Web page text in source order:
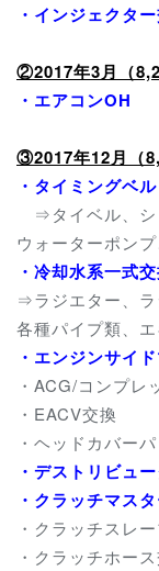
・インジェクタ
②2017年3月 （
・エアコンOH
③2017年12月（
・タイミングベ
⇒タイベル、シ
ウォーターポン
・冷却水系一式
⇒ラジエター、ラ
各種パイプ類、
・エンジンサイ
・ACG/コンプレ
・EACV交換
・ヘッドカバー
・デストリビュ
・クラッチマス
・クラッチスレ
・クラッチホー